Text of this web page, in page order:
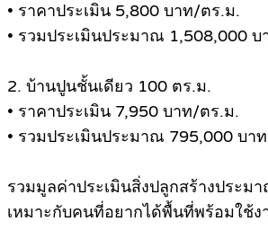
• ราคาประเมิน 5,800 บาท/ตร.ม.
• รวมประเมินประมาณ 1,508,000 บ
2. บ้านปูนชั้นเดียว 100 ตร.ม.
• ราคาประเมิน 7,950 บาท/ตร.ม.
• รวมประเมินประมาณ 795,000 บาท
รวมมูลค่าประเมินสิ่งปลูกสร้างประม
เหมาะกับคนที่อยากได้พื้นที่พร้อมใช้ง